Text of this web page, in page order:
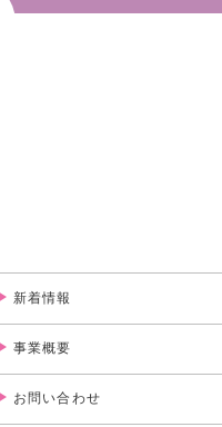
新着情報
事業概要
お問い合わせ